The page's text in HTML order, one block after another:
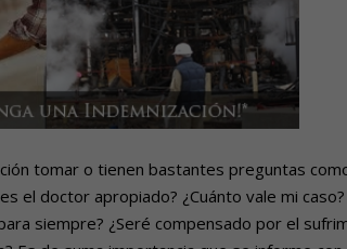
tomar o tienen bastantes preguntas
el doctor apropiado? ¿Cuánto vale mi caso?
siempre? ¿Seré compensado por el